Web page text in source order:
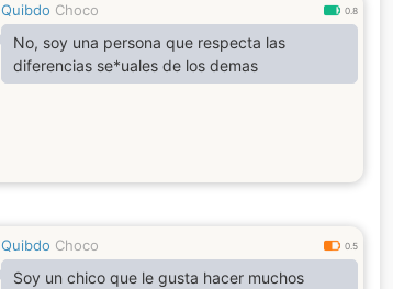
Quibdo Choco 0.8
No, soy una persona que respecta las
diferencias se*uales de los demas
Quibdo Choco 0.5
Soy un chico que le gusta hacer muchos